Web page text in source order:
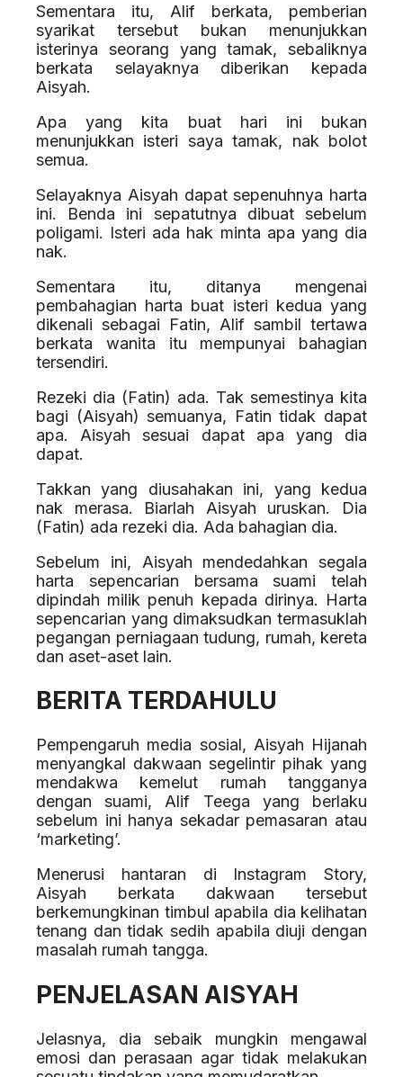
Sementara itu, Alif berkata, pemberian
syarikat tersebut bukan menunjukkan
isterinya seorang yang tamak, sebaliknya
berkata selayaknya diberikan kepada
Aisyah.
Apa yang kita buat hari ini bukan
menunjukkan isteri saya tamak, nak bolot
semua.
Selayaknya Aisyah dapat sepenuhnya harta
ini. Benda ini sepatutnya dibuat sebelum
poligami. Isteri ada hak minta apa yang dia
nak.
Sementara itu, ditanya mengenai
pembahagian harta buat isteri kedua yang
dikenali sebagai Fatin, Alif sambil tertawa
berkata wanita itu mempunyai bahagian
tersendiri.
Rezeki dia (Fatin) ada. Tak semestinya kita
bagi (Aisyah) semuanya, Fatin tidak dapat
apa. Aisyah sesuai dapat apa yang dia
dapat.
Takkan yang diusahakan ini, yang kedua
nak merasa. Biarlah Aisyah uruskan. Dia
(Fatin) ada rezeki dia. Ada bahagian dia.
Sebelum ini, Aisyah mendedahkan segala
harta sepencarian bersama suami telah
dipindah milik penuh kepada dirinya. Harta
sepencarian yang dimaksudkan termasuklah
pegangan perniagaan tudung, rumah, kereta
dan aset-aset lain.
BERITA TERDAHULU
Pempengaruh media sosial, Aisyah Hijanah
menyangkal dakwaan segelintir pihak yang
mendakwa kemelut rumah tangganya
dengan suami, Alif Teega yang berlaku
sebelum ini hanya sekadar pemasaran atau
‘marketing’.
Menerusi hantaran di Instagram Story,
Aisyah berkata dakwaan tersebut
berkemungkinan timbul apabila dia kelihatan
tenang dan tidak sedih apabila diuji dengan
masalah rumah tangga.
PENJELASAN AISYAH
Jelasnya, dia sebaik mungkin mengawal
emosi dan perasaan agar tidak melakukan